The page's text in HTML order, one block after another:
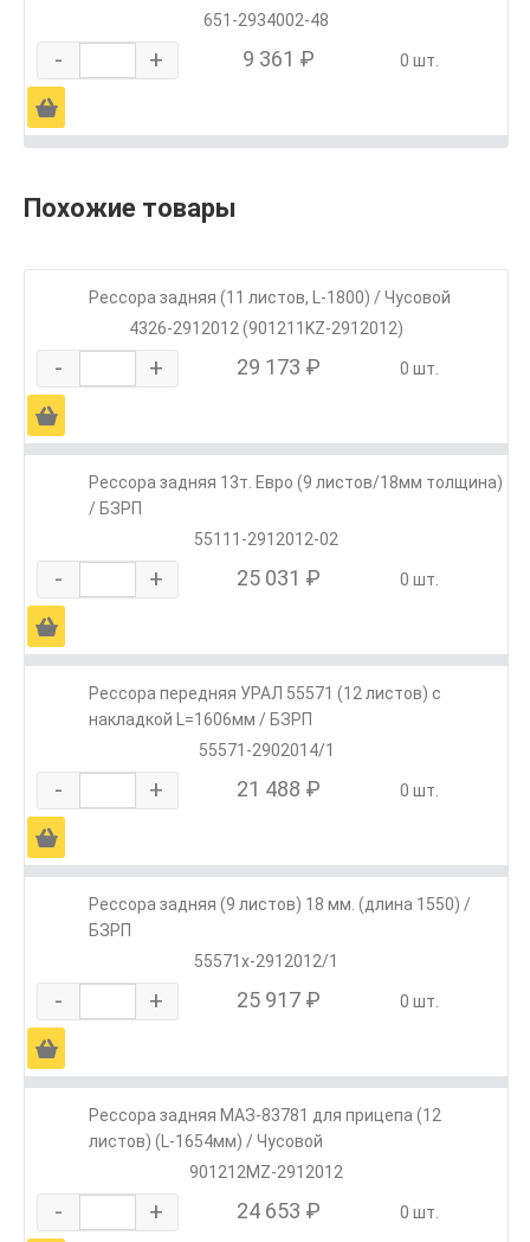
651-2934002-48
- + 9 361 ₽ 0 шт.
Ä
Похожие товары
Рессора задняя (11 листов, L-1800) / Чусовой
4326-2912012 (901211KZ-2912012)
- + 29 173 ₽ 0 шт.
Ä
Рессора задняя 13т. Евро (9 листов/18мм толщина)
/ БЗРП
55111-2912012-02
- + 25 031 ₽ 0 шт.
Ä
Рессора передняя УРАЛ 55571 (12 листов) с
накладкой L=1606мм / БЗРП
55571-2902014/1
- + 21 488 ₽ 0 шт.
Ä
Рессора задняя (9 листов) 18 мм. (длина 1550) /
БЗРП
55571х-2912012/1
- + 25 917 ₽ 0 шт.
Ä
Рессора задняя МАЗ-83781 для прицепа (12
листов) (L-1654мм) / Чусовой
901212MZ-2912012
- + 24 653 ₽ 0 шт.